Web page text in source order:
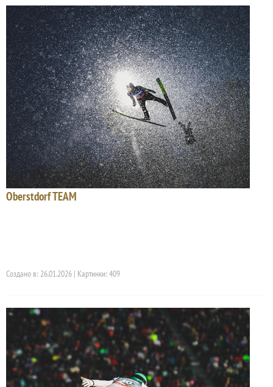
Oberstdorf TEAM
Создано в: 26.01.2026 | Картинки: 409